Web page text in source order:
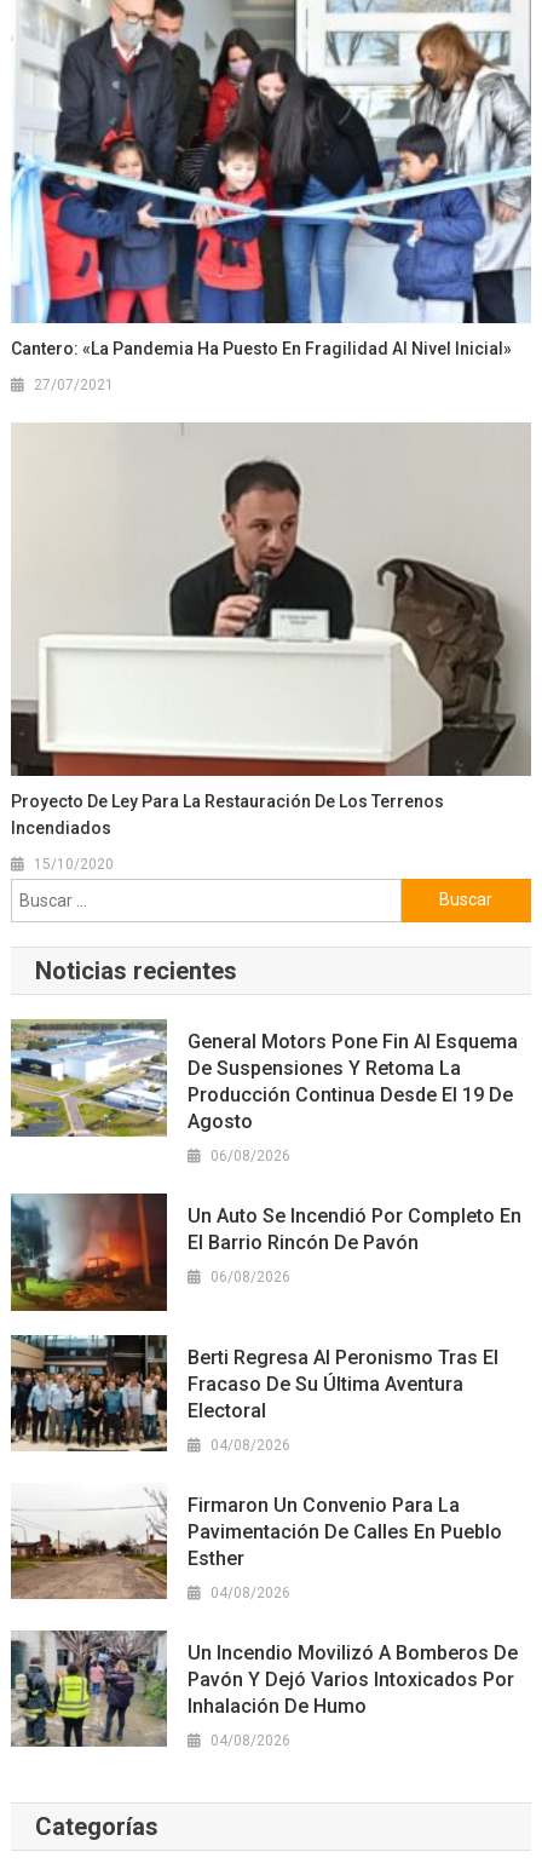
Cantero: «La Pandemia Ha Puesto En Fragilidad Al Nivel Inicial»
27/07/2021
Proyecto De Ley Para La Restauración De Los Terrenos
Incendiados
15/10/2020
Buscar:
Noticias recientes
General Motors Pone Fin Al Esquema
De Suspensiones Y Retoma La
Producción Continua Desde El 19 De
Agosto
06/08/2026
Un Auto Se Incendió Por Completo En
El Barrio Rincón De Pavón
06/08/2026
Berti Regresa Al Peronismo Tras El
Fracaso De Su Última Aventura
Electoral
04/08/2026
Firmaron Un Convenio Para La
Pavimentación De Calles En Pueblo
Esther
04/08/2026
Un Incendio Movilizó A Bomberos De
Pavón Y Dejó Varios Intoxicados Por
Inhalación De Humo
04/08/2026
Categorías